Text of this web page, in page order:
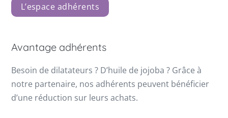
L’espace adhérents
Avantage adhérents
Besoin de dilatateurs ? D’huile de jojoba ? Grâce à
notre partenaire, nos adhérents peuvent bénéficier
d’une réduction sur leurs achats.